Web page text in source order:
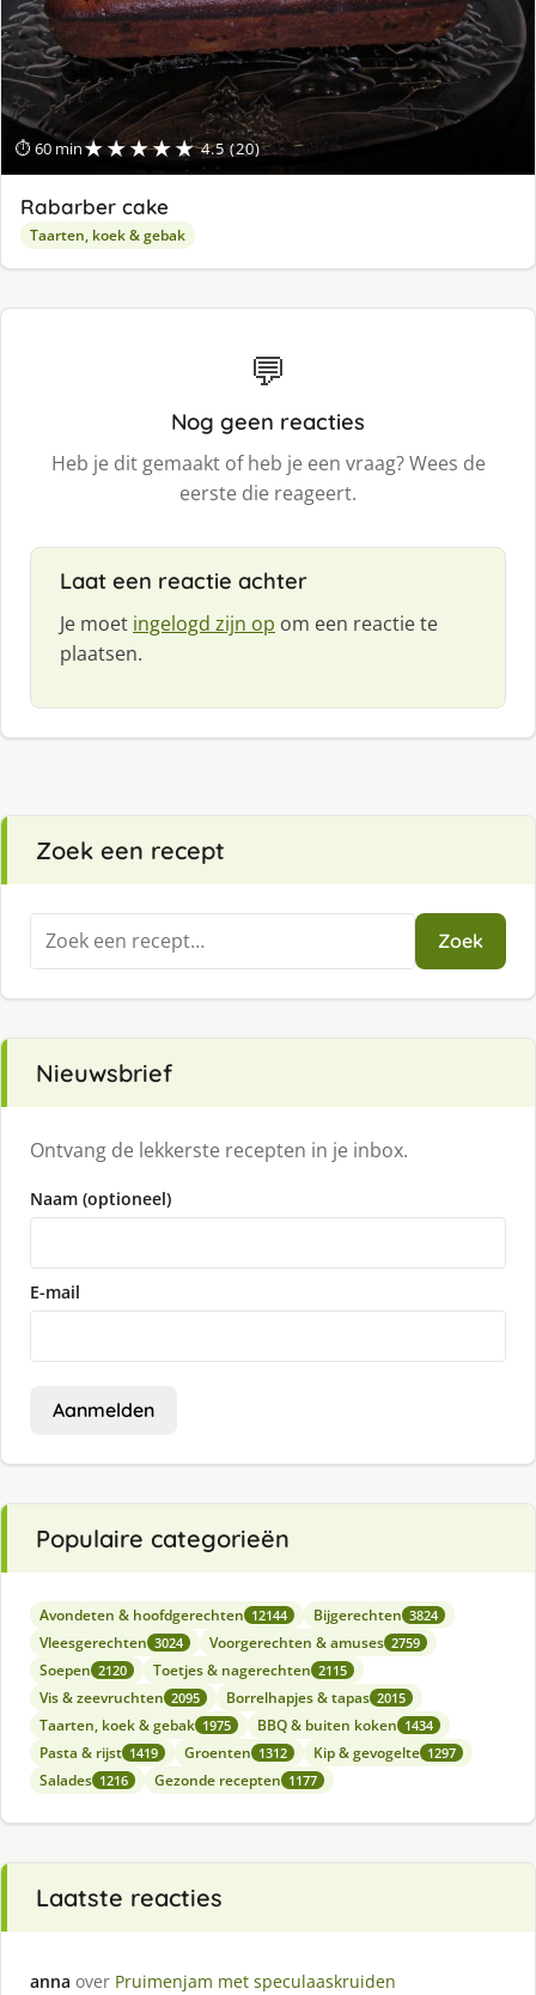
⏱ 60 min★★★★★ 4.5 (20)
Rabarber cake
Taarten, koek & gebak
💬
Nog geen reacties
Heb je dit gemaakt of heb je een vraag? Wees de
eerste die reageert.
Laat een reactie achter
Je moet ingelogd zijn op om een reactie te
plaatsen.
Zoek een recept
Zoeken
naar:
Zoek
Nieuwsbrief
Ontvang de lekkerste recepten in je inbox.
Naam (optioneel)
E-mail
Aanmelden
Populaire categorieën
Avondeten & hoofdgerechten 12144 Bijgerechten 3824
Vleesgerechten 3024 Voorgerechten & amuses 2759
Soepen 2120 Toetjes & nagerechten 2115
Vis & zeevruchten 2095 Borrelhapjes & tapas 2015
Taarten, koek & gebak 1975 BBQ & buiten koken 1434
Pasta & rijst 1419 Groenten 1312 Kip & gevogelte 1297
Salades 1216 Gezonde recepten 1177
Laatste reacties
anna over Pruimenjam met speculaaskruiden